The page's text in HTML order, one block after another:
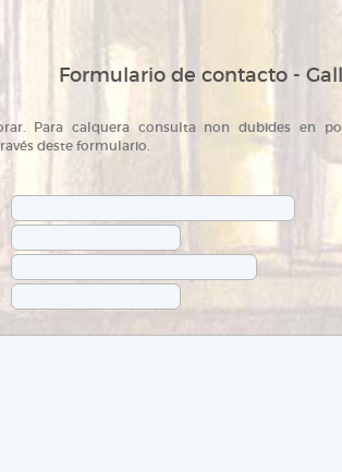
Formulario de contacto -
Para calquera consulta non dubides en
deste formulario.